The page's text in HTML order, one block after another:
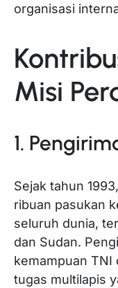
organisasi
Misi
1.
Sejak tahun
ribuan pasukan
seluruh dunia,
dan Sudan.
kemampuan TNI
tugas multilapis